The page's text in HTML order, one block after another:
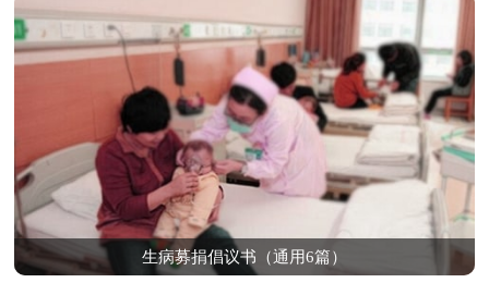
生病募捐倡议书（通用6篇）